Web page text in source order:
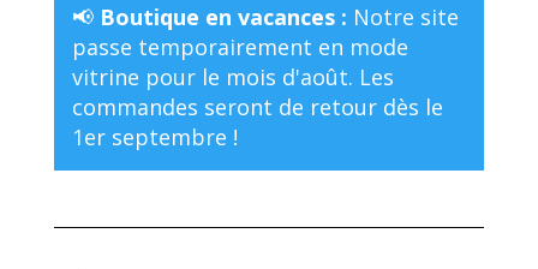
📢 Boutique en vacances : Notre site
passe temporairement en mode
vitrine pour le mois d'août. Les
commandes seront de retour dès le
1er septembre !